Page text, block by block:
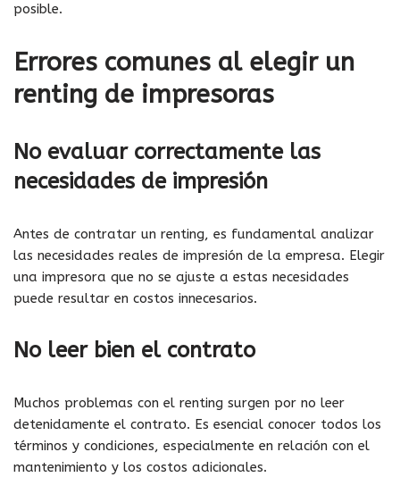
posible.
Errores comunes al elegir un
renting de impresoras
No evaluar correctamente las
necesidades de impresión
Antes de contratar un renting, es fundamental analizar
las necesidades reales de impresión de la empresa. Elegir
una impresora que no se ajuste a estas necesidades
puede resultar en costos innecesarios.
No leer bien el contrato
Muchos problemas con el renting surgen por no leer
detenidamente el contrato. Es esencial conocer todos los
términos y condiciones, especialmente en relación con el
mantenimiento y los costos adicionales.